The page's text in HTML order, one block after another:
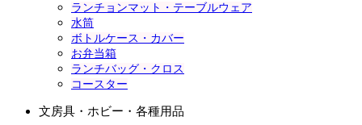
ランチョンマット・テーブルウェア
水筒
ボトルケース・カバー
お弁当箱
ランチバッグ・クロス
コースター
文房具・ホビー・各種用品